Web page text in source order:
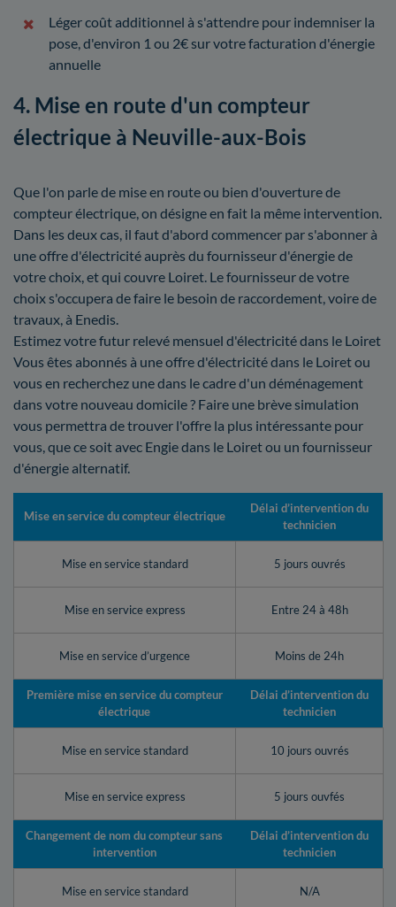
Léger coût additionnel à s'attendre pour indemniser la
pose, d'environ 1 ou 2€ sur votre facturation d'énergie
annuelle
4. Mise en route d'un compteur
électrique à Neuville-aux-Bois
Que l'on parle de mise en route ou bien d'ouverture de
compteur électrique, on désigne en fait la même intervention.
Dans les deux cas, il faut d'abord commencer par s'abonner à
une offre d'électricité auprès du fournisseur d'énergie de
votre choix, et qui couvre Loiret. Le fournisseur de votre
choix s'occupera de faire le besoin de raccordement, voire de
travaux, à Enedis.
Estimez votre futur relevé mensuel d'électricité dans le Loiret
Vous êtes abonnés à une offre d'électricité dans le Loiret ou
vous en recherchez une dans le cadre d'un déménagement
dans votre nouveau domicile ? Faire une brève simulation
vous permettra de trouver l'offre la plus intéressante pour
vous, que ce soit avec Engie dans le Loiret ou un fournisseur
d'énergie alternatif.
Mise en service du compteur électrique
Délai d’intervention du
technicien
Mise en service standard 5 jours ouvrés
Mise en service express Entre 24 à 48h
Mise en service d’urgence Moins de 24h
Première mise en service du compteur
électrique
Délai d’intervention du
technicien
Mise en service standard 10 jours ouvrés
Mise en service express 5 jours ouvfés
Changement de nom du compteur sans
intervention
Délai d’intervention du
technicien
Mise en service standard N/A